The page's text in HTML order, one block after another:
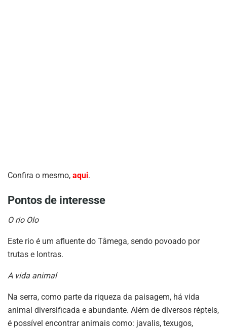
Confira o mesmo, aqui.
Pontos de interesse
O rio Olo
Este rio é um afluente do Tâmega, sendo povoado por
trutas e lontras.
A vida animal
Na serra, como parte da riqueza da paisagem, há vida
animal diversificada e abundante. Além de diversos répteis,
é possível encontrar animais como: javalis, texugos,